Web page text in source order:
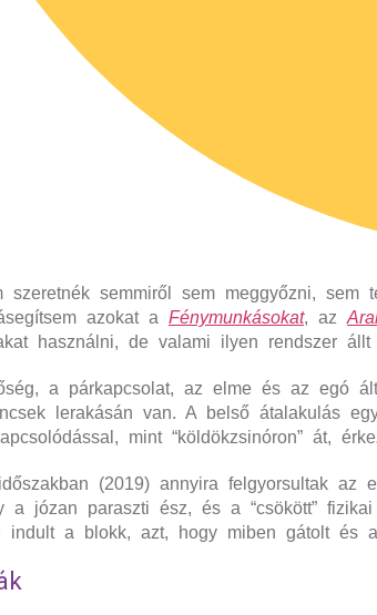
szeretnék semmiről sem meggyőzni,
azokat a Fénymunkásokat, az
használni, de valami ilyen rendszer
a párkapcsolat, az elme és az egó
lerakásán van. A belső átalakulás
mint “köldökzsinóron” át,
(2019) annyira felgyorsultak az
a józan paraszti ész, és a “csökött”
indult a blokk, azt, hogy miben gátolt és